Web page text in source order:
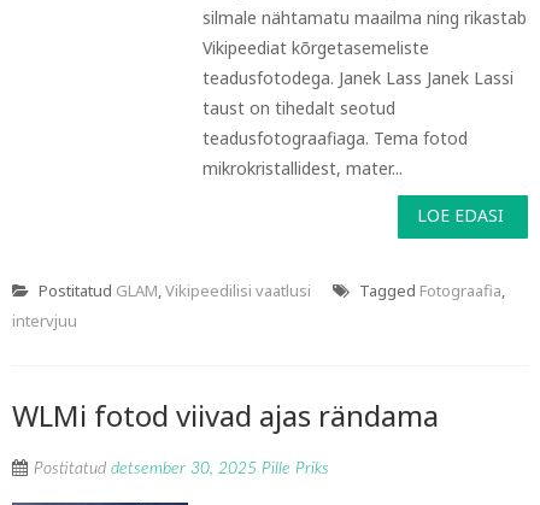
silmale nähtamatu maailma ning rikastab
Vikipeediat kõrgetasemeliste
teadusfotodega. Janek Lass Janek Lassi
taust on tihedalt seotud
teadusfotograafiaga. Tema fotod
mikrokristallidest, mater...
LOE EDASI
Postitatud GLAM,Vikipeedilisi vaatlusi Tagged Fotograafia,
intervjuu
WLMi fotod viivad ajas rändama
Postitatud detsember 30, 2025 Pille Priks